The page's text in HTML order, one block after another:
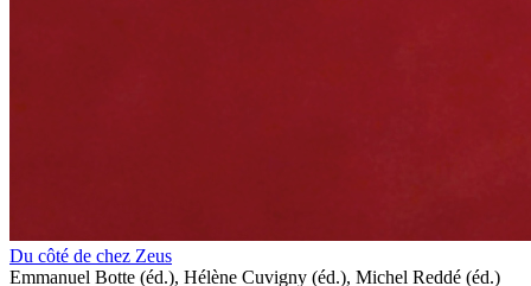
Du côté de chez Zeus
Emmanuel Botte (éd.), Hélène Cuvigny (éd.), Michel Reddé (éd.)